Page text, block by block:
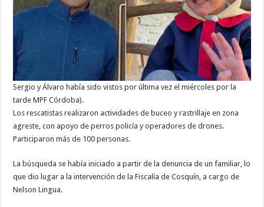
Sergio y Álvaro había sido vistos por última vez el miércoles por la
tarde MPF Córdoba).
Los rescatistas realizaron actividades de buceo y rastrillaje en zona
agreste, con apoyo de perros policía y operadores de drones.
Participaron más de 100 personas.
La búsqueda se había iniciado a partir de la denuncia de un familiar, lo
que dio lugar a la intervención de la Fiscalía de Cosquín, a cargo de
Nelson Lingua.